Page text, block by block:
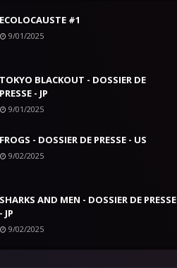
ECOLOCAUSTE #1
9/01/2025
TOKYO BLACKOUT - DOSSIER DE
PRESSE - JP
9/01/2025
FROGS - DOSSIER DE PRESSE - US
9/02/2025
SHARKS AND MEN - DOSSIER DE PRESSE
- JP
9/02/2025